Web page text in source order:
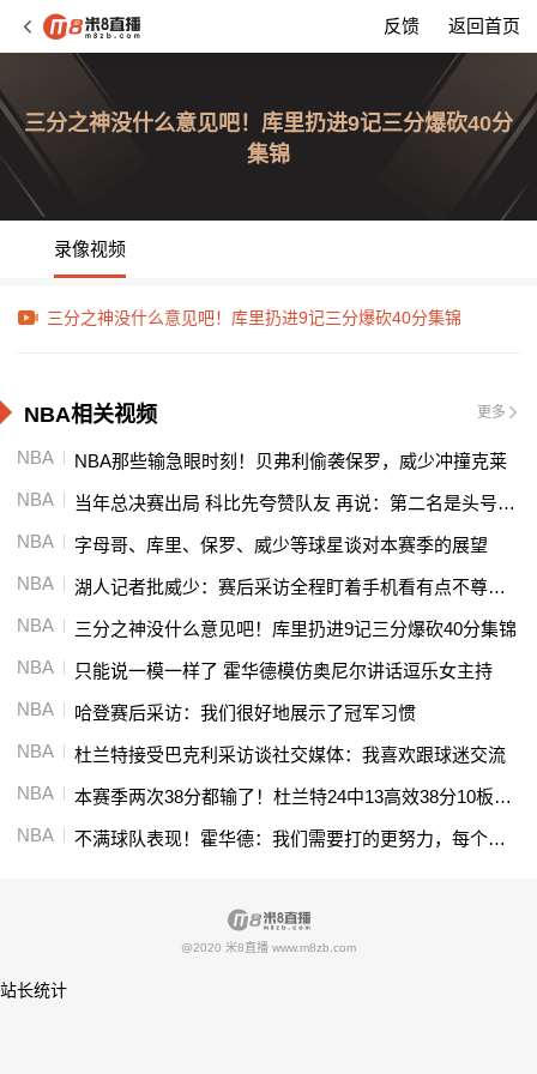
反馈 返回首页
三分之神没什么意见吧！库里扔进9记三分爆砍40分
集锦
录像视频
三分之神没什么意见吧！库里扔进9记三分爆砍40分集锦
NBA相关视频 更多
NBA
NBA那些输急眼时刻！贝弗利偷袭保罗，威少冲撞克莱
NBA
当年总决赛出局 科比先夸赞队友 再说：第二名是头号输家
NBA
字母哥、库里、保罗、威少等球星谈对本赛季的展望
NBA
湖人记者批威少：赛后采访全程盯着手机看有点不尊重人
NBA
三分之神没什么意见吧！库里扔进9记三分爆砍40分集锦
NBA
只能说一模一样了 霍华德模仿奥尼尔讲话逗乐女主持
NBA
哈登赛后采访：我们很好地展示了冠军习惯
NBA
杜兰特接受巴克利采访谈社交媒体：我喜欢跟球迷交流
NBA
本赛季两次38分都输了！杜兰特24中13高效38分10板4助集锦
NBA
不满球队表现！霍华德：我们需要打的更努力，每个回合都很重要
@2020 米8直播 www.m8zb.com
站长统计